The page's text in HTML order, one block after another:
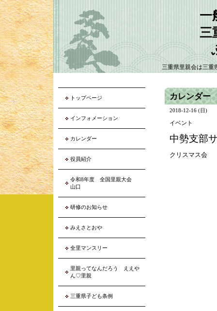
一
三
三重県里親会は三重
カレンダー
2018-12-16 (日)
イベント
中勢支部
クリスマス会
トップページ
インフォメーション
カレンダー
役員紹介
令和8年度 全国里親大会
山口
研修のお知らせ
みえさとおや
全里マンスリー
里親ってなんだろう ええや
ん♡里親
三重県子ども条例